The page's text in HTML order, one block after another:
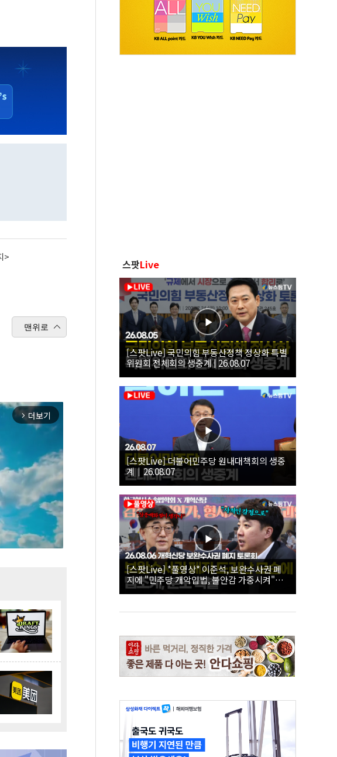
>
맨위로
arrow_forward_ios 더보기
스팟Live
[스팟Live] 국민의힘 부동산정책 정상화 특별
위원회 전체회의 생중계 | 26.08.07
[스팟Live] 더불어민주당 원내대책회의 생중
계｜26.08.07
[스팟Live] *풀영상* 이준석, 보완수사권 폐
지에 "민주당 개악입법, 불안감 가중시켜"｜
26.08.06 개혁신당 보완수사권 폐지 토론회